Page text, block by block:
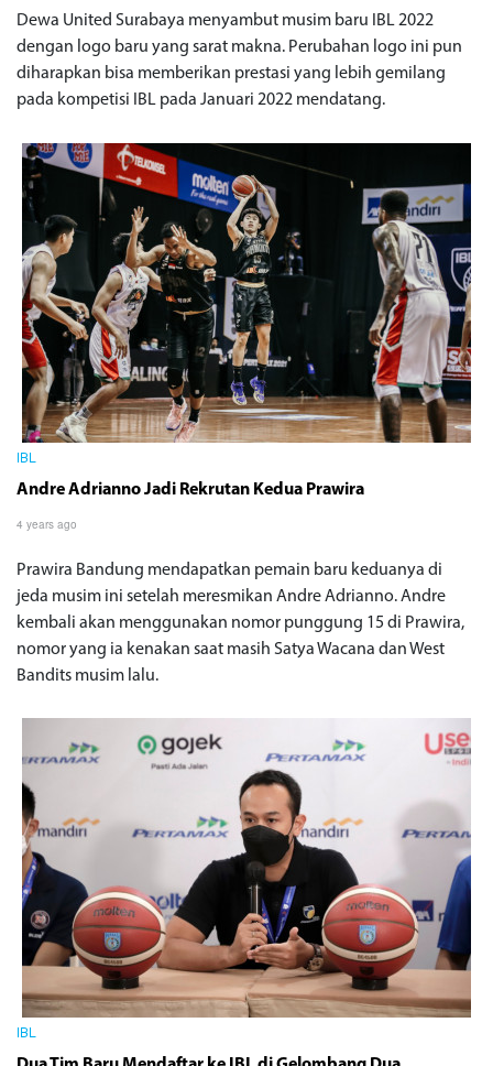
Dewa United Surabaya menyambut musim baru IBL 2022
dengan logo baru yang sarat makna. Perubahan logo ini pun
diharapkan bisa memberikan prestasi yang lebih gemilang
pada kompetisi IBL pada Januari 2022 mendatang.
IBL
Andre Adrianno Jadi Rekrutan Kedua Prawira
4 years ago
Prawira Bandung mendapatkan pemain baru keduanya di
jeda musim ini setelah meresmikan Andre Adrianno. Andre
kembali akan menggunakan nomor punggung 15 di Prawira,
nomor yang ia kenakan saat masih Satya Wacana dan West
Bandits musim lalu.
IBL